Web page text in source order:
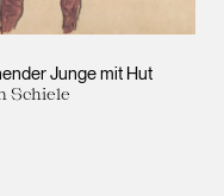
Junge mit Hut
Schiele